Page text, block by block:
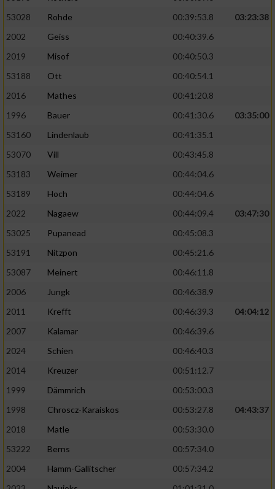
53028
Rohde 00:39:53.8
03:23:38
2002
Geiss
00:40:39.6
2019
Misof
00:40:50.3
53188
Ott
00:40:54.1
2016
Mathes
00:41:20.8
1996
Bauer 00:41:30.6
03:35:00
53160
Lindenlaub
00:41:35.1
53070
Vill
00:43:45.8
53183
Weimer
00:44:04.6
53189
Hoch
00:44:04.6
2022
Nagaew 00:44:09.4
03:47:30
53025
Pupanead
00:45:08.3
53191
Nitzpon
00:45:21.6
53087
Meinert
00:46:11.8
2006
Jungk
00:46:38.9
2011
Krefft 00:46:39.3
04:04:12
2007
Kalamar
00:46:39.6
2024
Schien
00:46:40.3
2014
Kreuzer
00:51:12.7
1999
Dämmrich
00:53:00.3
1998
Chroscz-Karaiskos 00:53:27.8
04:43:37
2018
Matle
00:53:30.0
53222
Berns
00:57:34.0
2004
Hamm-Gallitscher
00:57:34.2